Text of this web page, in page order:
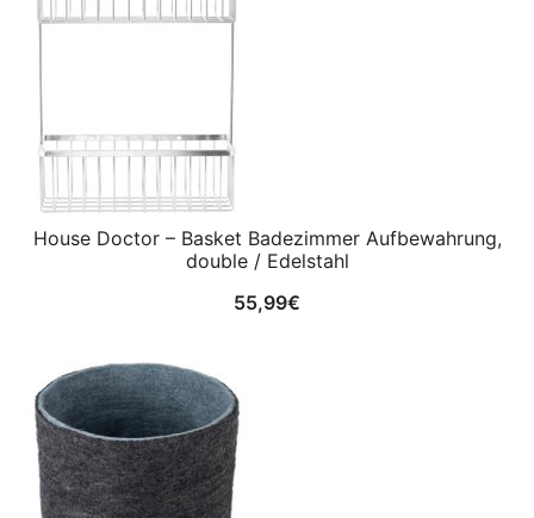
House Doctor – Basket Badezimmer Aufbewahrung,
double / Edelstahl
55,99€